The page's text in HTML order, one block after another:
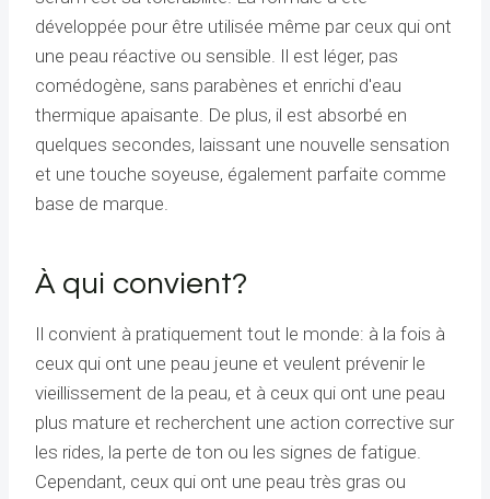
développée pour être utilisée même par ceux qui ont
une peau réactive ou sensible. Il est léger, pas
comédogène, sans parabènes et enrichi d'eau
thermique apaisante. De plus, il est absorbé en
quelques secondes, laissant une nouvelle sensation
et une touche soyeuse, également parfaite comme
base de marque.
À qui convient?
Il convient à pratiquement tout le monde: à la fois à
ceux qui ont une peau jeune et veulent prévenir le
vieillissement de la peau, et à ceux qui ont une peau
plus mature et recherchent une action corrective sur
les rides, la perte de ton ou les signes de fatigue.
Cependant, ceux qui ont une peau très gras ou